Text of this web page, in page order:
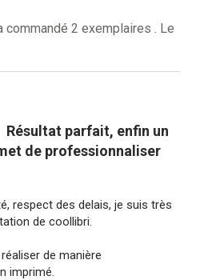
commandé 2 exemplaires . Le
parfait, enfin un
de professionnaliser
respect des delais, je suis très
de coollibri.
de manière
imprimé.